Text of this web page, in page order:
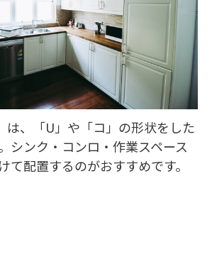
は、「U」や「コ」の形状をした
シンク・コンロ・作業スペース
て配置するのがおすすめです。